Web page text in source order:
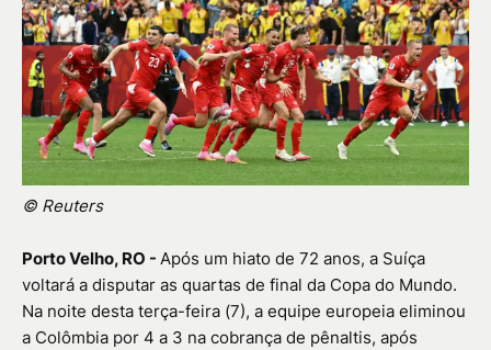
© Reuters
Porto Velho, RO - Após um hiato de 72 anos, a Suíça
voltará a disputar as quartas de final da Copa do Mundo.
Na noite desta terça-feira (7), a equipe europeia eliminou
a Colômbia por 4 a 3 na cobrança de pênaltis, após